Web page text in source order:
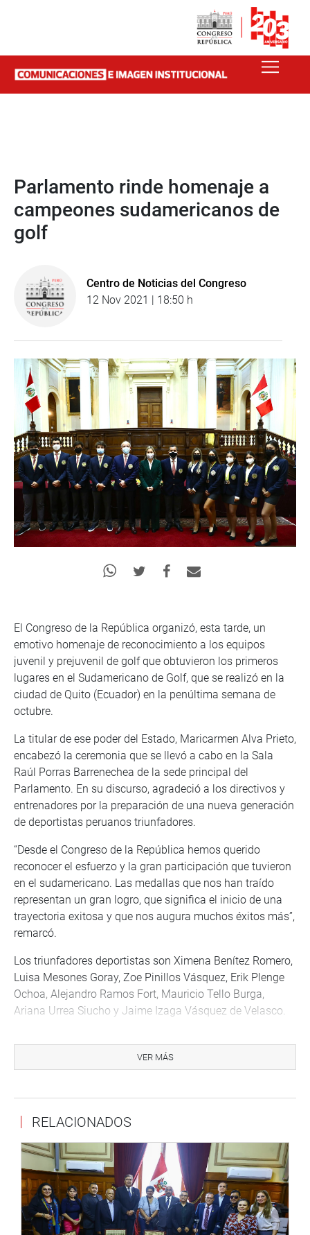
Parlamento rinde homenaje a
campeones sudamericanos de
golf
Centro de Noticias del Congreso
12 Nov 2021 | 18:50 h
El Congreso de la República organizó, esta tarde, un
emotivo homenaje de reconocimiento a los equipos
juvenil y prejuvenil de golf que obtuvieron los primeros
lugares en el Sudamericano de Golf, que se realizó en la
ciudad de Quito (Ecuador) en la penúltima semana de
octubre.
La titular de ese poder del Estado, Maricarmen Alva Prieto,
encabezó la ceremonia que se llevó a cabo en la Sala
Raúl Porras Barrenechea de la sede principal del
Parlamento. En su discurso, agradeció a los directivos y
entrenadores por la preparación de una nueva generación
de deportistas peruanos triunfadores.
“Desde el Congreso de la República hemos querido
reconocer el esfuerzo y la gran participación que tuvieron
en el sudamericano. Las medallas que nos han traído
representan un gran logro, que significa el inicio de una
trayectoria exitosa y que nos augura muchos éxitos más”,
remarcó.
Los triunfadores deportistas son Ximena Benítez Romero,
Luisa Mesones Goray, Zoe Pinillos Vásquez, Erik Plenge
Ochoa, Alejandro Ramos Fort, Mauricio Tello Burga,
Ariana Urrea Siucho y Jaime Izaga Vásquez de Velasco.
presidente de la Federación Peruana de Golf, Fernando
Castañeda Melgar; el vocal de torneos y director, Carlos
Gamarra Molina; y la coach del equipo, Gilda Hawui
Linares.
El Campeonato Sudamericano Prejuvenil y Juvenil 2021
se realizó en las instalaciones del Arrayanes Country
Club, en el oriente de la ciudad de Quito (Ecuador). Fue el
primer certamen internacional de dicho deporte en poco
VER MÁS
RELACIONADOS